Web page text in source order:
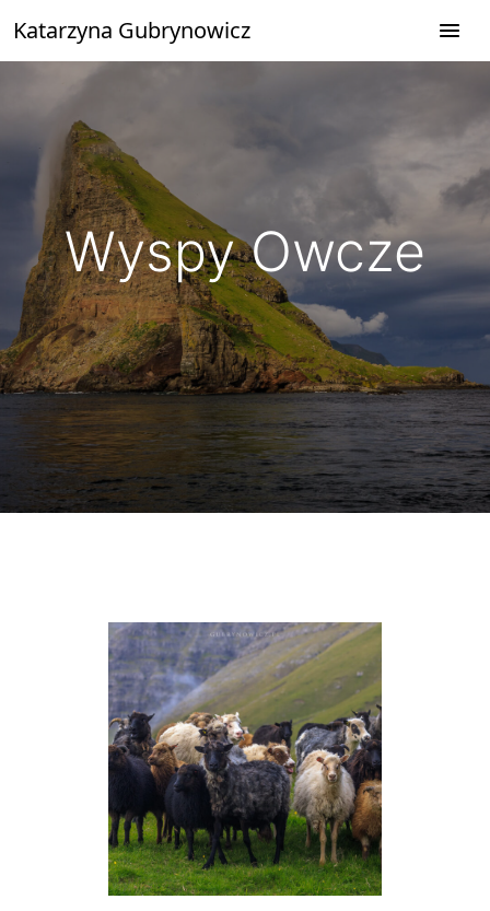
do
treści
Katarzyna Gubrynowicz
Wyspy Owcze